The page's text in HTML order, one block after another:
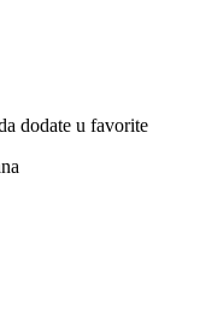
dodate u favorite